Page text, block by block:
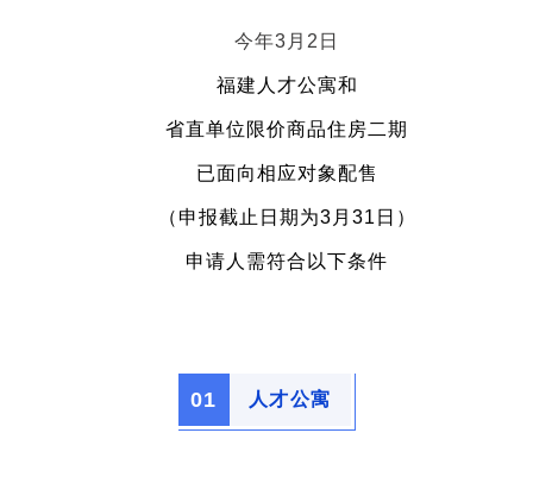
今年3月2日
福建人才公寓和
省直单位限价商品住房二期
已面向相应对象配售
（申报截止日期为3月31日）
申请人需符合以下条件
01 人才公寓